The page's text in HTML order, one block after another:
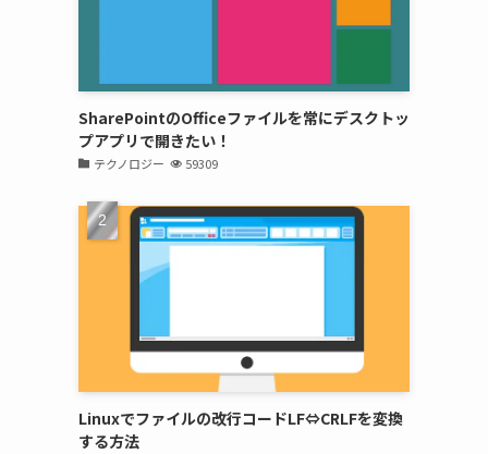
SharePointのOfficeファイルを常にデスクトッ
プアプリで開きたい！
テクノロジー 59309
Linuxでファイルの改行コードLF⇔CRLFを変換
する方法